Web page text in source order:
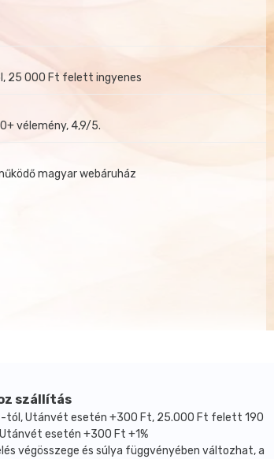
25 000 Ft felett ingyenes
vélemény, 4,9/5.
magyar webáruház
szállítás
tól, Utánvét esetén +300 Ft, 25.000 Ft felett 190
esetén +300 Ft +1%
végösszege és súlya függvényében változhat, a